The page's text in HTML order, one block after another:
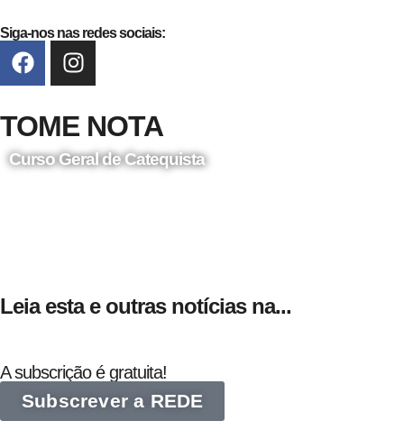
Siga-nos nas redes sociais:
TOME NOTA
Curso Geral de Catequista
Leia esta e outras notícias na...
A subscrição é gratuita!
Subscrever a REDE